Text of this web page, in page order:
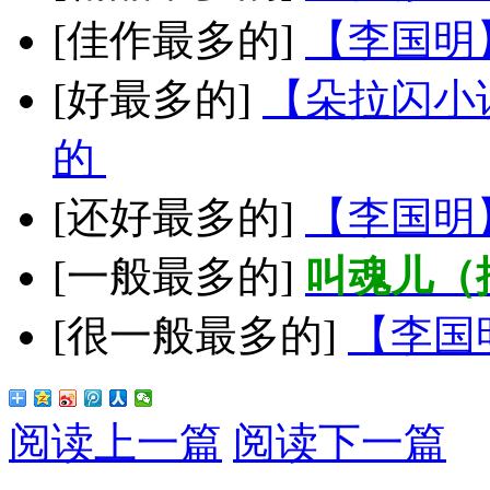
[佳作最多的]
【李国
[好最多的]
【朵拉闪
的
[还好最多的]
【李国
[一般最多的] 叫魂儿
[很一般最多的]
【李
阅读上一篇 阅读下一篇